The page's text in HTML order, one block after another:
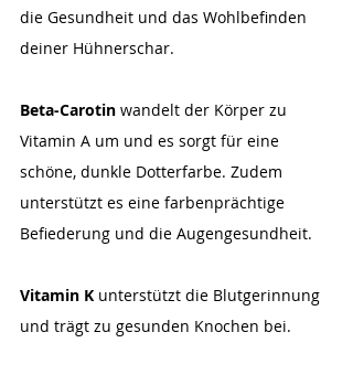
die Gesundheit und das Wohlbefinden
deiner Hühnerschar.
Beta-Carotin wandelt der Körper zu
Vitamin A um und es sorgt für eine
schöne, dunkle Dotterfarbe. Zudem
unterstützt es eine farbenprächtige
Befiederung und die Augengesundheit.
Vitamin K unterstützt die Blutgerinnung
und trägt zu gesunden Knochen bei.